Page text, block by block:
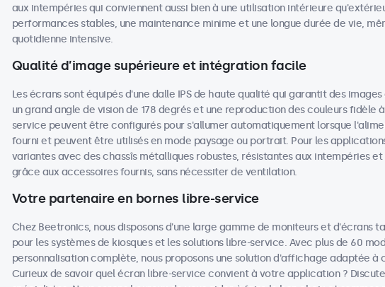
aux intempéries qui conviennent aussi bien à une utilisation intérieure
performances stables, une maintenance minime et une longue durée de vie,
quotidienne intensive.
Qualité d’image supérieure et intégration facile
Les écrans sont équipés d'une dalle IPS de haute qualité qui garantit des
un grand angle de vision de 178 degrés et une reproduction des couleurs fidèle
service peuvent être configurés pour s'allumer automatiquement lorsque
fourni et peuvent être utilisés en mode paysage ou portrait. Pour les
variantes avec des chassîs métalliques robustes, résistantes aux intempéries
grâce aux accessoires fournis, sans nécessiter de ventilation.
Votre partenaire en bornes libre-service
Chez Beetronics, nous disposons d'une large gamme de moniteurs et d'écrans
pour les systèmes de kiosques et les solutions libre-service. Avec plus de 60
personnalisation complète, nous proposons une solution d'affichage adaptée à
Curieux de savoir quel écran libre-service convient à votre application ?